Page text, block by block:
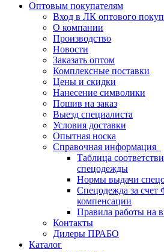
Оптовым покупателям
Вход в ЛК оптового
О компании
Производство
Новости
Заказать оптом
Комплексные поставки
Цены и скидки
Нанесение символики
Пошив на заказ
Выезд специалиста
Условия доставки
Опытная носка
Справочная информация
Таблица
спецодежды
Нормы выдачи
Спецодежда за
компенсации
Правила работы на
Контакты
Дилеры ПРАБО
Каталог